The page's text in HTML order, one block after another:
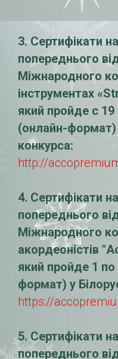
3. Сертифікати
попереднього
Міжнародного
інструментах
який пройде c 19
(онлайн-формат)
конкурса:
http://
4. Сертифікати
попереднього
Міжнародного
акордеоністів
який пройде 1
формат) у
https://
5. Сертифікати
попереднього